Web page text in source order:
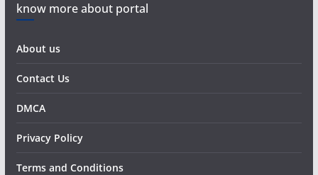
know more about portal
About us
Contact Us
DMCA
Privacy Policy
Terms and Conditions